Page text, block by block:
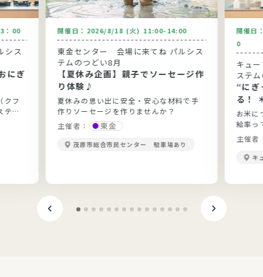
：00
シス
にぎ
クフ
テム
開催日： 2026/8/18 (火) 11:00-14:00
東金センター 会場に来てね パルシス
テムのつどい8月
【夏休み企画】親子でソーセージ作
り体験♪
夏休みの思い出に安全・安心な材料で手
作りソーセージを作りませんか？
主催者：
東金
茂原市総合市民センター 駐車場あり
開催日
0
キュ
ステ
“にぎ
る！
お米に
給率っ
当？
きます
主催者
キ